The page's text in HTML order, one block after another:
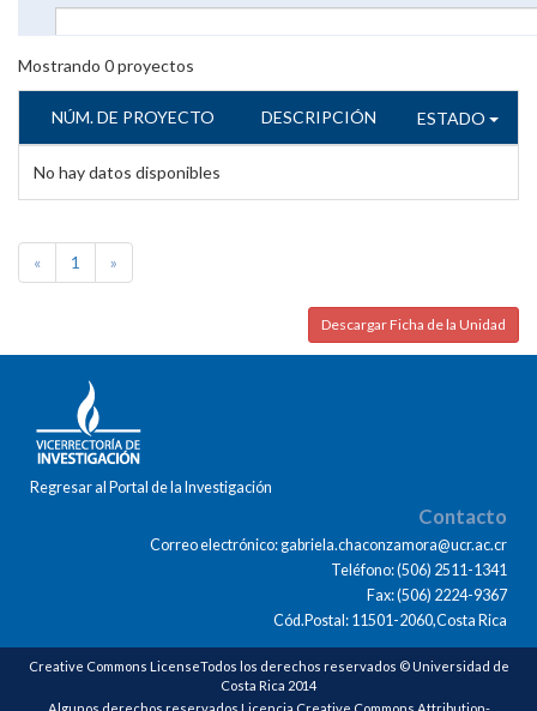
Mostrando 0proyectos
NÚM. DE PROYECTO DESCRIPCIÓN ESTADO
No hay datos disponibles
« 1 »
Descargar Ficha de la Unidad
Regresar al Portal de la Investigación
Contacto
Correo electrónico: gabriela.chaconzamora@ucr.ac.cr
Teléfono: (506) 2511-1341
Fax: (506) 2224-9367
Cód.Postal: 11501-2060,Costa Rica
Creative Commons LicenseTodos los derechos reservados © Universidad de
Costa Rica 2014